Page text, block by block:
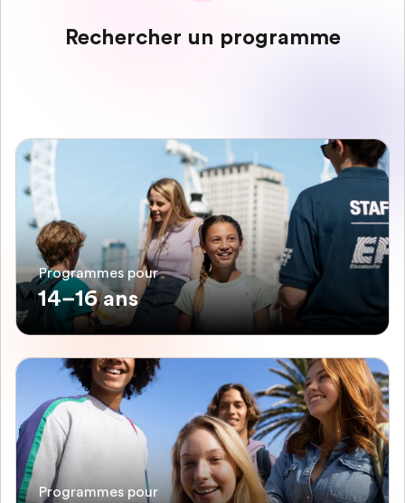
Rechercher un programme
Programmes pour
14–16 ans
Programmes pour